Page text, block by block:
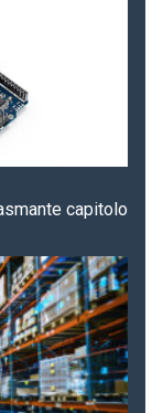
capitolo